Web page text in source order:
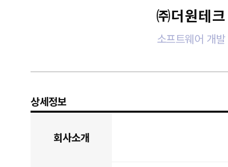
㈜더원테크
소프트웨어 개발
상세정보
회사소개